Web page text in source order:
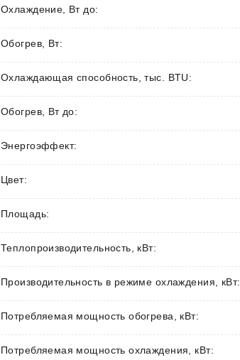
Охлаждение, Вт до:
Обогрев, Вт:
Охлаждающая способность, тыс. BTU:
Обогрев, Вт до:
Энергоэффект:
Цвет:
Площадь:
Теплопроизводительность, кВт:
Производительность в режиме охлаждения, кВт:
Потребляемая мощность обогрева, кВт:
Потребляемая мощность охлаждения, кВт: